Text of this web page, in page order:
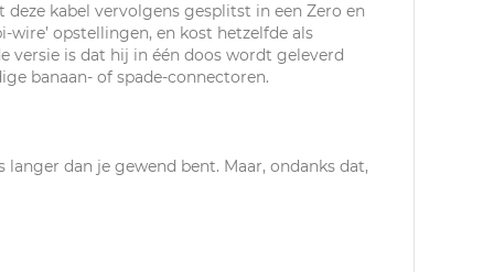
deze kabel vervolgens gesplitst in een Zero en
wire’ opstellingen, en kost hetzelfde als
versie is dat hij in één doos wordt geleverd
banaan- of spade-connectoren.
dan je gewend bent. Maar, ondanks dat,